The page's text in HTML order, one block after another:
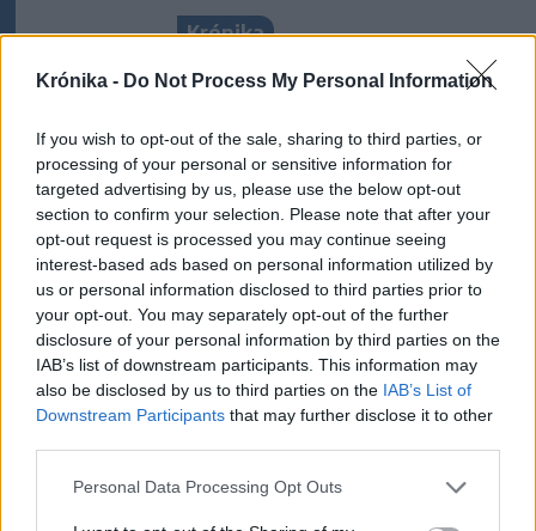
Krónika - Do Not Process My Personal Information
If you wish to opt-out of the sale, sharing to third parties, or
processing of your personal or sensitive information for
targeted advertising by us, please use the below opt-out
section to confirm your selection. Please note that after your
opt-out request is processed you may continue seeing
interest-based ads based on personal information utilized by
us or personal information disclosed to third parties prior to
your opt-out. You may separately opt-out of the further
disclosure of your personal information by third parties on the
IAB’s list of downstream participants. This information may
also be disclosed by us to third parties on the IAB’s List of
Downstream Participants that may further disclose it to other
Personal Data Processing Opt Outs
Krónika
„Amíg hasznos munkát tudok
Interjú a 80 éves Szabó
Zsolttal, a Kolozsvár Társaság
elnökével (1.)
Székelyhon
Életveszélyesen
megfenyegették Majkát,
elmarad a sepsiszentgyörgyi
koncertje
Székelyhon
Jogosítvány nélkül, ittasan
hajtott háznak egy